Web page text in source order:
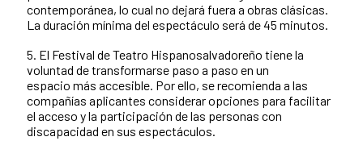
contemporánea, lo cual no dejará fuera a obras clásicas.
La duración mínima del espectáculo será de 45 minutos.
5. El Festival de Teatro Hispanosalvadoreño tiene la
voluntad de transformarse paso a paso en un
espacio más accesible. Por ello, se recomienda a las
compañías aplicantes considerar opciones para facilitar
el acceso y la participación de las personas con
discapacidad en sus espectáculos.